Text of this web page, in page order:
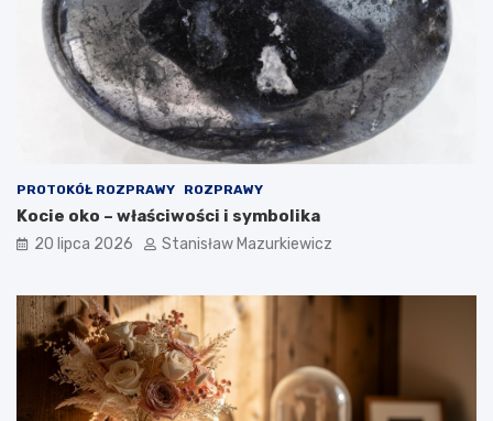
PROTOKÓŁ ROZPRAWY ROZPRAWY
Kocie oko – właściwości i symbolika
20 lipca 2026 Stanisław Mazurkiewicz